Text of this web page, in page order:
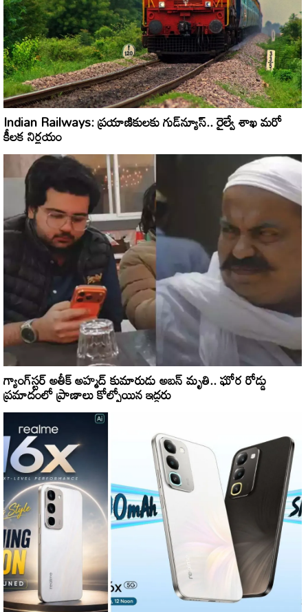
Indian Railways: ప్రయాణికులకు గుడ్‌న్యూస్.. రైల్వే శాఖ మరో
కీలక నిర్ణయం
గ్యాంగ్‌స్టర్ అతీక్ అహ్మద్ కుమారుడు అబన్ మృతి.. ఘోర రోడ్డు
ప్రమాదంలో ప్రాణాలు కోల్పోయిన ఇద్దరు